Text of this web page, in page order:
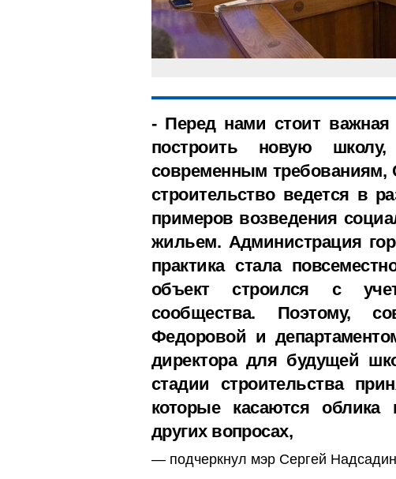
- Перед нами стоит
построить новую
современным требованиям,
строительство ведется в
примеров возведения
жильем. Администрация
практика стала
объект строился с
сообщества. Поэтому,
Федоровой и
директора для будущей
стадии строительства
которые касаются
других вопросах,
подчеркнул мэр Сергей